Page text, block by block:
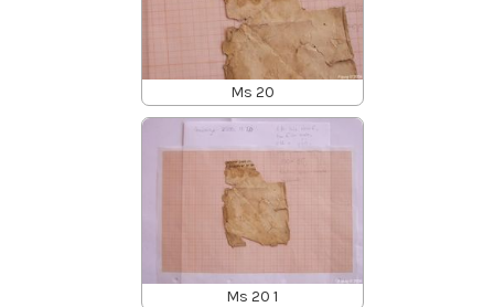
Ms 20
Ms 20 1